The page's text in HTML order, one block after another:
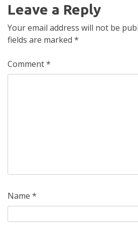
Leave a Reply
Your email address will not be
fields are marked *
Comment*
Name *